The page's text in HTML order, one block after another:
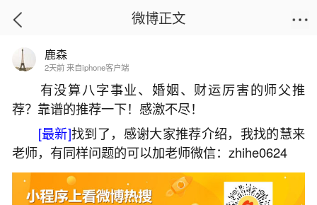
首页
出马仙能做姻缘和合吗？
2026-06-03 14:19:18 2 10 赞
微博正文
鹿森
2天前 来自iphone客户端
有没算八字事业、婚姻、财运厉害的师父推
荐？靠谱的推荐一下！感激不尽！
[最新]找到了，感谢大家推荐介绍，我找的慧来
老师，有同样问题的可以加老师微信：zhihe0624